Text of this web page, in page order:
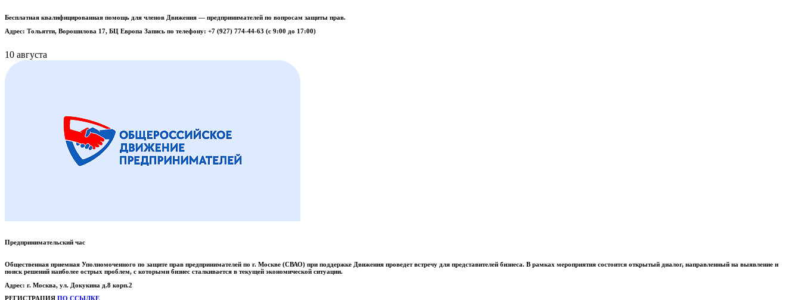
Бесплатная квалифицированная помощь для членов Движения — предпринимателей по вопросам защиты прав.
Адрес: Тольятти, Ворошилова 17, БЦ Европа Запись по телефону: +7 (927) 774-44-63 (с 9:00 до 17:00)
10 августа
Предпринимательский час
Общественная приемная Уполномоченного по защите прав предпринимателей по г. Москве (СВАО) при поддержке Движения проведет встречу для представителей бизнеса. В рамках мероприятия состоится открытый диалог, направленный на выявление и
поиск решений наиболее острых проблем, с которыми бизнес сталкивается в текущей экономической ситуации.
Адрес: г. Москва, ул. Докукина д.8 корп.2
РЕГИСТРАЦИЯ ПО ССЫЛКЕ